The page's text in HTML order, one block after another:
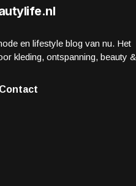
en lifestyle blog van nu. Het
kleding, ontspanning, beauty &
Contact